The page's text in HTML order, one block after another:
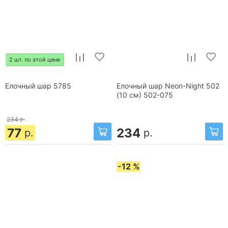
2 шт. по этой цене
Елочный шар 5785
234 р.
77 р.
Елочный шар Neon-Night 502
(10 см) 502-075
234 р.
-12 %